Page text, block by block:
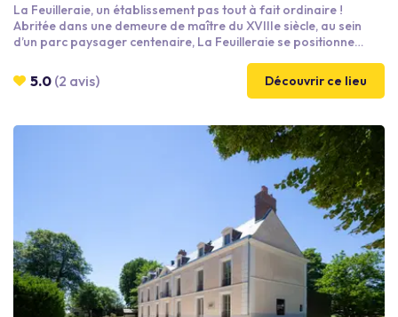
La Feuilleraie, un établissement pas tout à fait ordinaire !
Abritée dans une demeure de maître du XVIIIe siècle, au sein
d’un parc paysager centenaire, La Feuilleraie se positionne
Le chef Guillaume Lamory et son équipe y accueillent les
groupes et entreprises en quête d'une adresse pleine de
5.0 (2 avis) Découvrir ce lieu